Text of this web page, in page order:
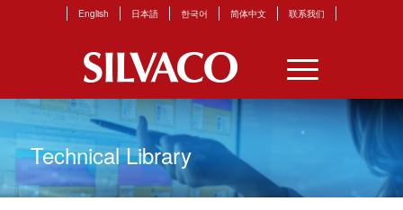
English 日本語 한국어 简体中文 联系我们
Technical Library